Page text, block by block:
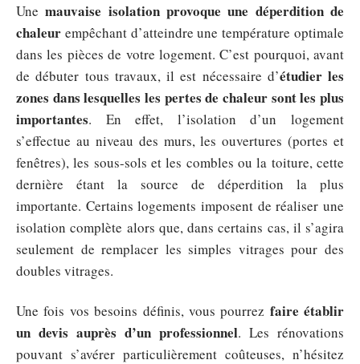
Unemauvaise isolation provoque une déperdition de
chaleur empêchant d’atteindre une température optimale
dans les pièces de votre logement. C’est pourquoi, avant
de débuter tous travaux, il est nécessaire d’étudier les
zones dans lesquelles les pertes de chaleur sont les plus
importantes. En effet, l’isolation d’un logement
s’effectue au niveau des murs, les ouvertures (portes et
fenêtres), les sous-sols et les combles ou la toiture, cette
dernière étant la source de déperdition la plus
importante. Certains logements imposent de réaliser une
isolation complète alors que, dans certains cas, il s’agira
seulement de remplacer les simples vitrages pour des
doubles vitrages.
Une fois vos besoins définis, vous pourrez faire établir
un devis auprès d’un professionnel. Les rénovations
pouvant s’avérer particulièrement coûteuses, n’hésitez